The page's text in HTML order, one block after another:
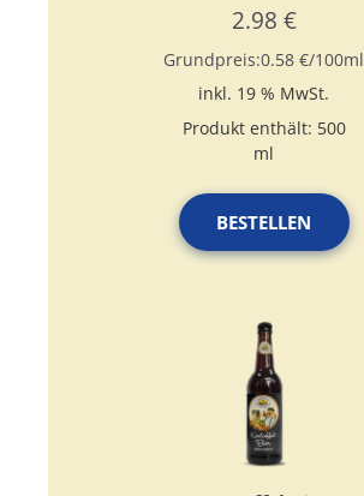
2.98 €
Grundpreis:0.58€/100ml
inkl. 19 % MwSt.
Produkt enthält: 500
ml
BESTELLEN